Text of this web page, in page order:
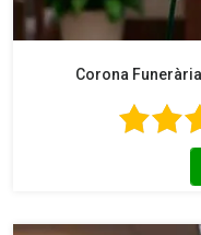
Corona